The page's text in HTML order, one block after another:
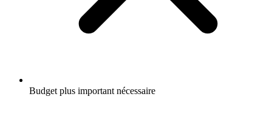
Budget plus important nécessaire